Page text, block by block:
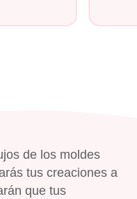
de los moldes
tus creaciones a
que tus